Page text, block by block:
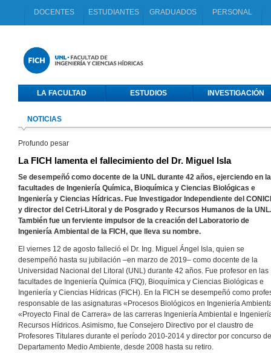
DOCENTES ESTUDIANTES GRADUADOS PERSONAL
LA FACULTAD ESTUDIOS INVESTIGACIÓN
NOTICIAS
Profundo pesar
La FICH lamenta el fallecimiento del Dr. Miguel Isla
Se desempeñó como docente de la UNL durante 42 años, ejerciendo en
facultades de Ingeniería Química, Bioquímica y Ciencias Biológicas e
Ingeniería y Ciencias Hídricas. Fue Investigador Independiente del
y director del Cetri-Litoral y de Posgrado y Recursos Humanos de la UNL.
También fue un ferviente impulsor de la creación del Laboratorio de
Ingeniería Ambiental de la FICH, que lleva su nombre.
El viernes 12 de agosto falleció el Dr. Ing. Miguel Ángel Isla, quien se
desempeñó hasta su jubilación –en marzo de 2019– como docente de la
Universidad Nacional del Litoral (UNL) durante 42 años. Fue profesor en las
facultades de Ingeniería Química (FIQ), Bioquímica y Ciencias Biológicas e
Ingeniería y Ciencias Hídricas (FICH). En la FICH se desempeñó como
responsable de las asignaturas «Procesos Biológicos en Ingeniería
«Proyecto Final de Carrera» de las carreras Ingeniería Ambiental e
Recursos Hídricos. Asimismo, fue Consejero Directivo por el claustro de
Profesores Titulares durante el período 2010-2014 y director por concurso
Departamento Medio Ambiente, desde 2008 hasta su retiro.